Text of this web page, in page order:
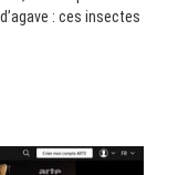
: ces insectes